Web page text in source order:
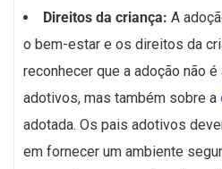
Direitos da criança: A
o bem-estar e os direitos da
reconhecer que a adoção não
adotivos, mas também sobre a
adotada. Os pais adotivos
em fornecer um ambiente